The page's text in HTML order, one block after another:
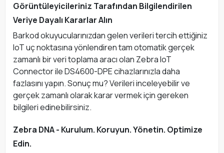
Görüntüleyicileriniz Tarafından Bilgilendirilen
Veriye Dayalı Kararlar Alın
Barkod okuyucularınızdan gelen verileri tercih ettiğiniz
IoT uç noktasına yönlendiren tam otomatik gerçek
zamanlı bir veri toplama aracı olan Zebra IoT
Connector ile DS4600-DPE cihazlarınızla daha
fazlasını yapın. Sonuç mu? Verileri inceleyebilir ve
gerçek zamanlı olarak karar vermek için gereken
bilgileri edinebilirsiniz.
Zebra DNA - Kurulum. Koruyun. Yönetin. Optimize
Edin.